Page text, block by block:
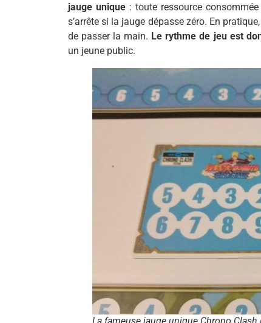
jauge unique: toute ressource
s’arrête si la jauge dépasse zéro. En
de passer la main. Le rythme de jeu est
un jeune public.